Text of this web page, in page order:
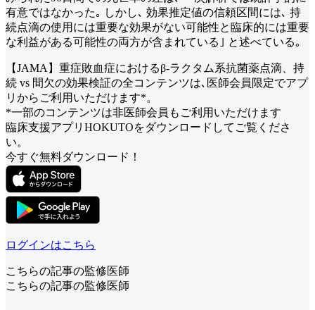
有意ではなかった｡ しかし､ 効果推定値の信頼区間には､ 持
続点滴の使用には重要な効果がない可能性と臨床的には重要
な利益がある可能性の両方が含まれている｣ と述べている｡
【JAMA】重症敗血症におけるβ-ラクタム系抗菌薬点滴、持
続 vs 間欠の効果検証の全コンテンツは､医師会員限定でアプ
リからご利用いただけます*。
*一部のコンテンツは非医師会員もご利用いただけます
臨床支援アプリHOKUTOをダウンロードしてご覧くださ
い。
今すぐ無料ダウンロード！
ログインはこちら
こちらの記事の監修医師
こちらの記事の監修医師